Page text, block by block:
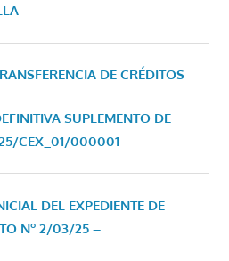
DE CRÉDITOS
SUPLEMENTO DE
CEX_01/000001
DEL EXPEDIENTE DE
Nº 2/03/25 –